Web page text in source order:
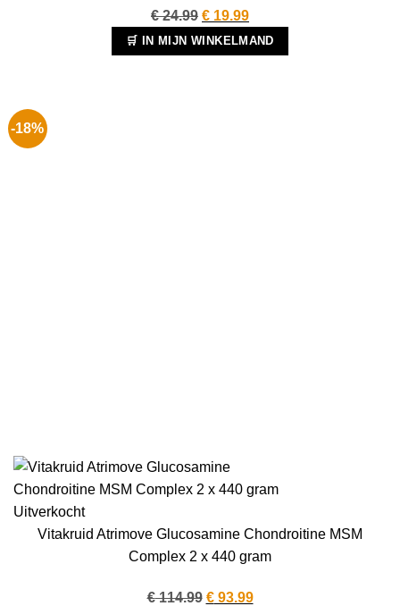
€24.99 Oorspronkelijke
prijs
was:
€ 19.99Huidige
prijs
is:
🛒 IN MIJN WINKELMAND
-18%
Uitverkocht
Vitakruid Atrimove Glucosamine Chondroitine MSM
Complex 2 x 440 gram
€114.99 Oorspronkelijke
€93.99Huidige